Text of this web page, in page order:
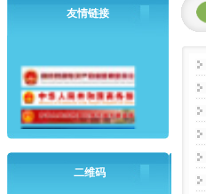
友情链接
二维码